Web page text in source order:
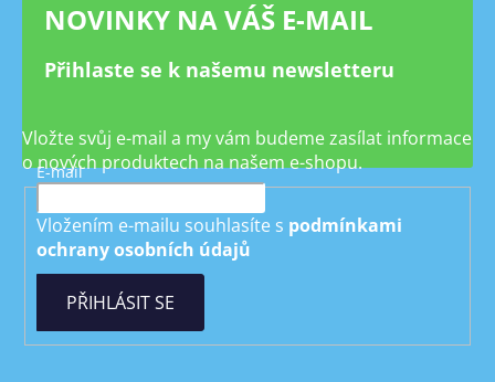
NOVINKY NA VÁŠ E-MAIL
Přihlaste se k našemu newsletteru
Vložte svůj e-mail a my vám budeme zasílat informace
o nových produktech na našem e-shopu.
E-mail
Vložením e-mailu souhlasíte s podmínkami
ochrany osobních údajů
PŘIHLÁSIT SE